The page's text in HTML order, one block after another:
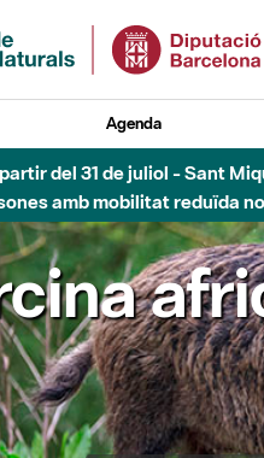
Agenda
del 31 de juliol - Sant
amb mobilitat reduïda